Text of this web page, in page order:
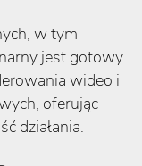
w tym
jest gotowy
wideo i
oferując
działania.